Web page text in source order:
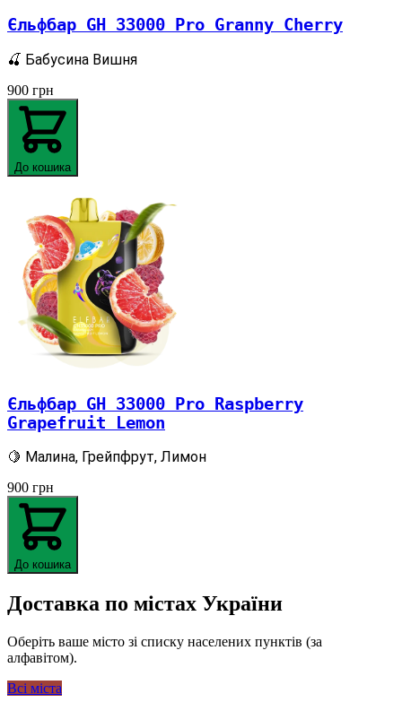
Єльфбар GH 33000 Pro Granny Cherry
🍒 Бабусина Вишня
900 грн
До кошика
Єльфбар GH 33000 Pro Raspberry
Grapefruit Lemon
🍋 Малина, Грейпфрут, Лимон
900 грн
До кошика
Доставка по містах України
Оберіть ваше місто зі списку населених пунктів (за
алфавітом).
Всі міста